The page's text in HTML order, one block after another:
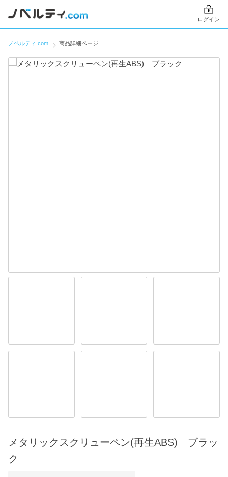
ログイン
ノベルティ.com 商品詳細ページ
メタリックスクリューペン(再生ABS) ブラッ
ク